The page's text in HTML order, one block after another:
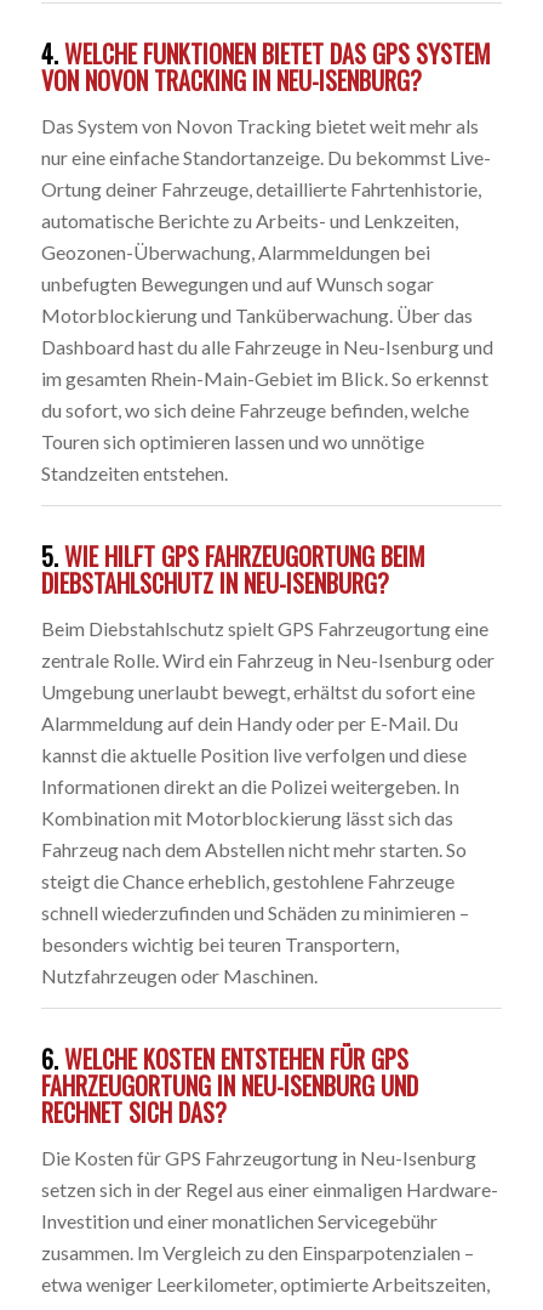
4.WELCHE FUNKTIONEN BIETET DAS GPS SYSTEM
VON NOVON TRACKING IN NEU-ISENBURG?
Das System von Novon Tracking bietet weit mehr als
nur eine einfache Standortanzeige. Du bekommst Live-
Ortung deiner Fahrzeuge, detaillierte Fahrtenhistorie,
automatische Berichte zu Arbeits- und Lenkzeiten,
Geozonen-Überwachung, Alarmmeldungen bei
unbefugten Bewegungen und auf Wunsch sogar
Motorblockierung und Tanküberwachung. Über das
Dashboard hast du alle Fahrzeuge in Neu-Isenburg und
im gesamten Rhein-Main-Gebiet im Blick. So erkennst
du sofort, wo sich deine Fahrzeuge befinden, welche
Touren sich optimieren lassen und wo unnötige
Standzeiten entstehen.
5.WIE HILFT GPS FAHRZEUGORTUNG BEIM
DIEBSTAHLSCHUTZ IN NEU-ISENBURG?
Beim Diebstahlschutz spielt GPS Fahrzeugortung eine
zentrale Rolle. Wird ein Fahrzeug in Neu-Isenburg oder
Umgebung unerlaubt bewegt, erhältst du sofort eine
Alarmmeldung auf dein Handy oder per E-Mail. Du
kannst die aktuelle Position live verfolgen und diese
Informationen direkt an die Polizei weitergeben. In
Kombination mit Motorblockierung lässt sich das
Fahrzeug nach dem Abstellen nicht mehr starten. So
steigt die Chance erheblich, gestohlene Fahrzeuge
schnell wiederzufinden und Schäden zu minimieren –
besonders wichtig bei teuren Transportern,
Nutzfahrzeugen oder Maschinen.
6.WELCHE KOSTEN ENTSTEHEN FÜR GPS
FAHRZEUGORTUNG IN NEU-ISENBURG UND
RECHNET SICH DAS?
Die Kosten für GPS Fahrzeugortung in Neu-Isenburg
setzen sich in der Regel aus einer einmaligen Hardware-
Investition und einer monatlichen Servicegebühr
zusammen. Im Vergleich zu den Einsparpotenzialen –
etwa weniger Leerkilometer, optimierte Arbeitszeiten,